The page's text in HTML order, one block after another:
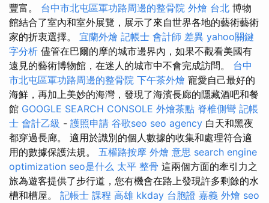
豐富。 台中市北屯區軍功路周邊的整骨院 外燴 台北 博物
館結合了室內和室外展覽，展示了來自世界各地的藝術藝術
家的折衷選擇。 宜蘭外燴 記帳士 會計師 差異 yahoo關鍵
字分析 儘管在巴爾的摩的城市邊界內，如果不觀看美國有
遠見的藝術博物館，在迷人的城市中不會完成訪問。 台中
市北屯區軍功路周邊的整骨院 下午茶外燴 寵愛自己最好的
海鮮，再加上美妙的海灣，發現了海濱長廊的隱藏酒吧和餐
館 GOOGLE SEARCH CONSOLE 外燴茶點 脊椎側彎 記帳
士 會計乙級 - 護照申請 谷歌seo seo agency 白天和黑夜
都穿過長廊。 適用於識別的個人數據的收集和處理符合適
用的數據保護法規。 五權路按摩 外燴 意思 search engine
optimization seo是什么 太平 整骨 這兩個方面的牽引力之
旅為遊客提供了步行道，您有機會在路上發現許多剩餘的水
槽和槽屋。 記帳士 課程 高雄 kkday 台胞證 嘉義 外燴 seo